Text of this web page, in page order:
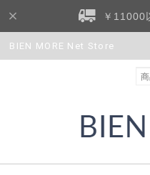
￥11000
BIEN MORE Net Store